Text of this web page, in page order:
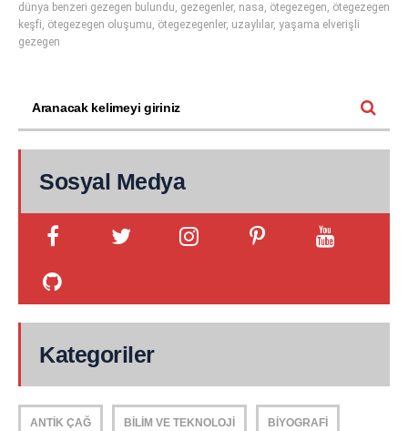
dünya benzeri gezegen bulundu, gezegenler, nasa, ötegezegen, ötegezegen
keşfi, ötegezegen oluşumu, ötegezegenler, uzaylılar, yaşama elverişli
gezegen
Sosyal Medya
Kategoriler
ANTIK ÇAĞ BILIM VE TEKNOLOJI BIYOGRAFI